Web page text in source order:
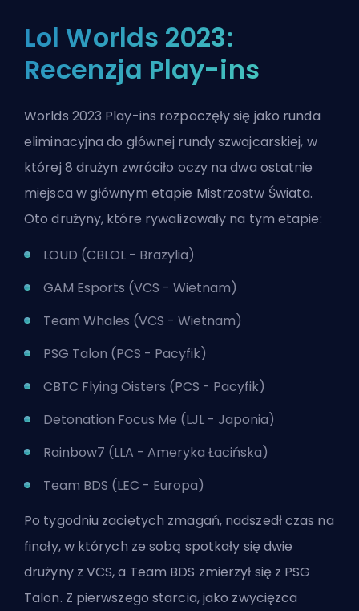
Lol Worlds 2023:
Recenzja Play-ins
Worlds 2023 Play-ins rozpoczęły się jako runda
eliminacyjna do głównej rundy szwajcarskiej, w
której 8 drużyn zwróciło oczy na dwa ostatnie
miejsca w głównym etapie Mistrzostw Świata.
Oto drużyny, które rywalizowały na tym etapie:
LOUD (CBLOL - Brazylia)
GAM Esports (VCS - Wietnam)
Team Whales (VCS - Wietnam)
PSG Talon (PCS - Pacyfik)
CBTC Flying Oisters (PCS - Pacyfik)
Detonation Focus Me (LJL - Japonia)
Rainbow7 (LLA - Ameryka Łacińska)
Team BDS (LEC - Europa)
Po tygodniu zaciętych zmagań, nadszedł czas na
finały, w których ze sobą spotkały się dwie
drużyny z VCS, a Team BDS zmierzył się z PSG
Talon. Z pierwszego starcia, jako zwycięzca